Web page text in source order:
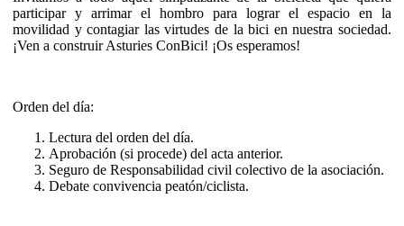
participar y arrimar el hombro para lograr el espacio en la
movilidad y contagiar las virtudes de la bici en nuestra sociedad.
¡Ven a construir Asturies ConBici! ¡Os esperamos!
Orden del día:
Lectura del orden del día.
Aprobación (si procede) del acta anterior.
Seguro de Responsabilidad civil colectivo de la asociación.
Debate convivencia peatón/ciclista.